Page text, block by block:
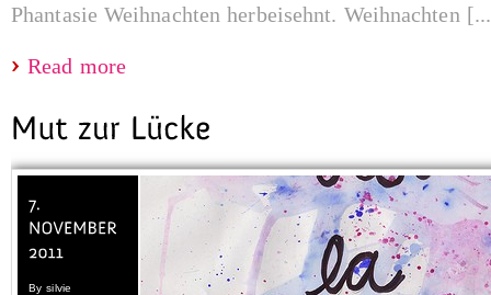
Phantasie Weihnachten herbeisehnt. Weihnachten
Read more
Bysilvie